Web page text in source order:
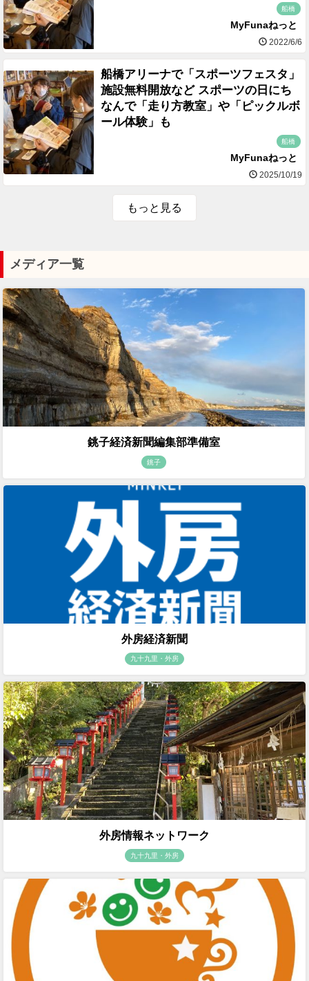
船橋
MyFunaねっと
2022/6/6
船橋アリーナで「スポーツフェスタ」
施設無料開放など スポーツの日にち
なんで「走り方教室」や「ピックルボ
ール体験」も
船橋
MyFunaねっと
2025/10/19
もっと見る
メディア一覧
銚子経済新聞編集部準備室
銚子
外房経済新聞
九十九里・外房
外房情報ネットワーク
九十九里・外房